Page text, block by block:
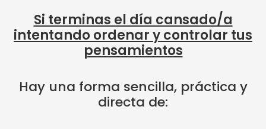
Si terminas el día cansado/a
intentando ordenar y controlar tus
pensamientos
Hay una forma sencilla, práctica y
directa de: